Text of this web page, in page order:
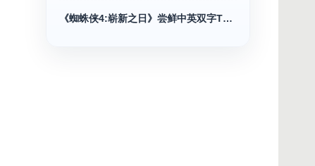
《蜘蛛侠4:崭新之日》尝鲜中英双字TC抢先版